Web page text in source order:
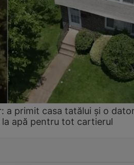
a primit casa tatălui și o
apă pentru tot cartierul